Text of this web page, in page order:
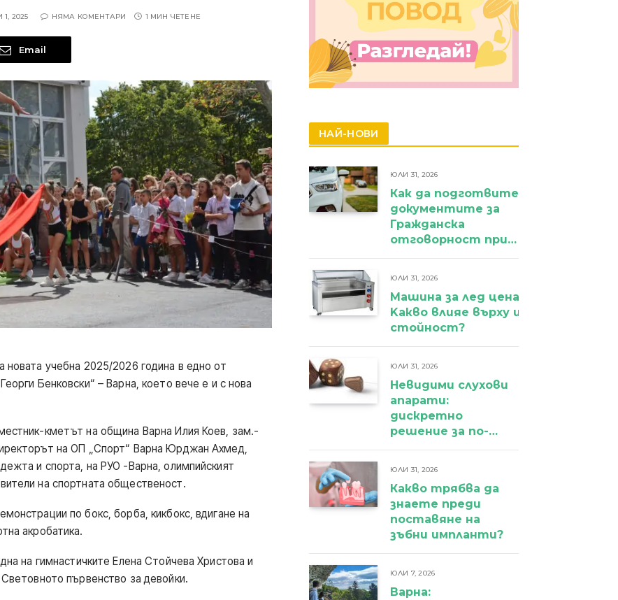
2025 НЯМА КОМЕНТАРИ 1 МИН ЧЕТЕНЕ
Email
учебна 2025/2026 година в едно от
Бенковски“ – Варна, което вече е и с нова
кметът на община Варна Илия Коев, зам.-
на ОП „Спорт“ Варна Юрджан Ахмед,
и спорта, на РУО -Варна, олимпийският
на спортната общественост.
по бокс, борба, кикбокс, вдигане на
акробатика.
на гимнастичките Елена Стойчева Христова и
първенство за девойки.
НАЙ-НОВИ
ЮЛИ 31, 2026
Как да подготвите
документите за
Гражданска
отговорност при
ЮЛИ 31, 2026
Машина за лед цена:
Kакво влияе върху избора и
стойност?
ЮЛИ 31, 2026
Невидими слухови
апарати:
дискретно
решение за по-
ЮЛИ 31, 2026
Какво трябва да
знаете преди
поставяне на
зъбни импланти?
ЮЛИ 7, 2026
Варна: